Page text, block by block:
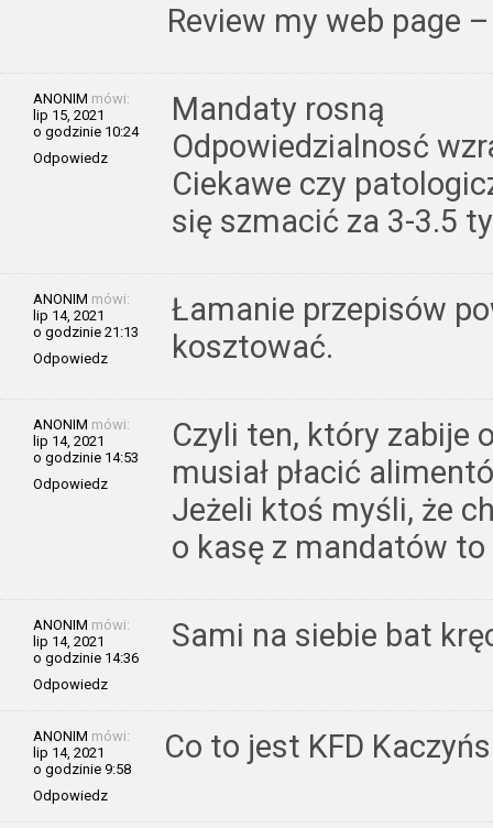
Review my web page
ANONIM mówi:
lip 15, 2021
o godzinie 10:24
Odpowiedz
Mandaty rosną
Odpowiedzialnosć
Ciekawe czy
się szmacić za 3-3.5
ANONIM mówi:
lip 14, 2021
o godzinie 21:13
Odpowiedz
Łamanie przepisów
kosztować.
ANONIM mówi:
lip 14, 2021
o godzinie 14:53
Odpowiedz
Czyli ten, który zabije
musiał płacić
Jeżeli ktoś myśli, że
o kasę z mandatów
ANONIM mówi:
lip 14, 2021
o godzinie 14:36
Odpowiedz
Sami na siebie bat
ANONIM mówi:
lip 14, 2021
o godzinie 9:58
Odpowiedz
Co to jest KFD